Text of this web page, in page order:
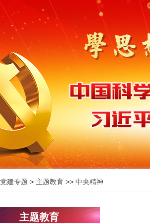
党建专题 > 主题教育 >> 中央精神
主题教育